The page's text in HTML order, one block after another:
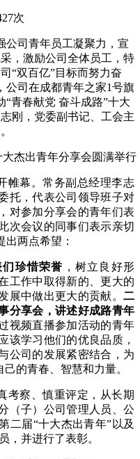
次
公司青年员工凝聚力，宣
，激励公司全体员工，特
“双百亿”目标而努力奋
公司在成都青年之家1号旗
“青春献党 奋斗成路”十大
刚，党委副书记、工会主
帷幕。常务副总经理李志
托，代表公司领导班子对
对参加分享会的青年们表
次会议的同事们表示亲切
两点希望：
珍惜荣誉 ，树立良好形
工作中取得新的、更大的
展中做出更大的贡献。 二
分享会，讲述好成路青年
视频直播参加活动的青年
该学习他们的优良品质，
公司的发展紧密结合，为
的青春、智慧和力量。
考察、慎重评定，从长期
（子）公司管理人员、公
二届“十大杰出青年”以及
，并进行了表彰。